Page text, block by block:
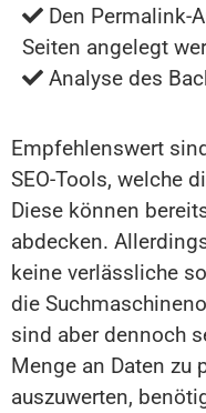
Den Permalink-
Seiten angelegt
Analyse des
Empfehlenswert
SEO-Tools, welche
Diese können
abdecken.
keine verlässliche
die
sind aber dennoch
Menge an Daten zu
auszuwerten,